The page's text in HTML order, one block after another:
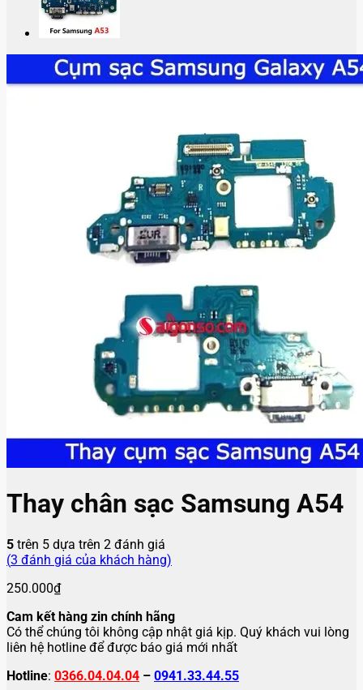
Thay chân sạc Samsung A54
5 trên 5 dựa trên 2 đánh giá
(3 đánh giá của khách hàng)
250.000₫
Cam kết hàng zin chính hãng
Có thể chúng tôi không cập nhật giá kịp. Quý khách vui lòng
liên hệ hotline để được báo giá mới nhất
Hotline: 0366.04.04.04 – 0941.33.44.55